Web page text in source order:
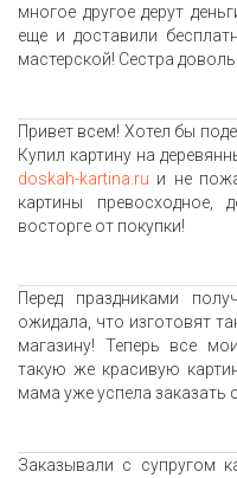
многое другое дерут
еще и доставили
мастерской! Сестра
Привет всем! Хотел бы
Купил картину на
doskah-kartina.ru и не
картины превосходное,
восторге от покупки!
Перед праздниками
ожидала, что изготовят
магазину! Теперь все
такую же красивую
мама уже успела заказать
Заказывали с супругом